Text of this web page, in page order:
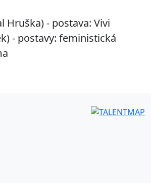
Hruška) - postava: Vivi
- postavy: feministická